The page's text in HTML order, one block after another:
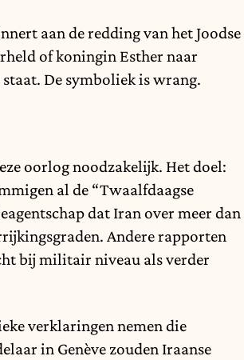
aan de redding van het Joodse
of koningin Esther naar
De symboliek is wrang.
oorlog noodzakelijk. Het doel:
al de “Twaalfdaagse
dat Iran over meer dan
Andere rapporten
bij militair niveau als verder
verklaringen nemen die
in Genève zouden Iraanse